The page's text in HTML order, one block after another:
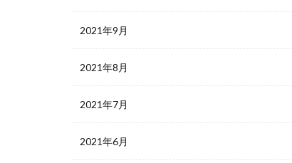
2021年9月
2021年8月
2021年7月
2021年6月